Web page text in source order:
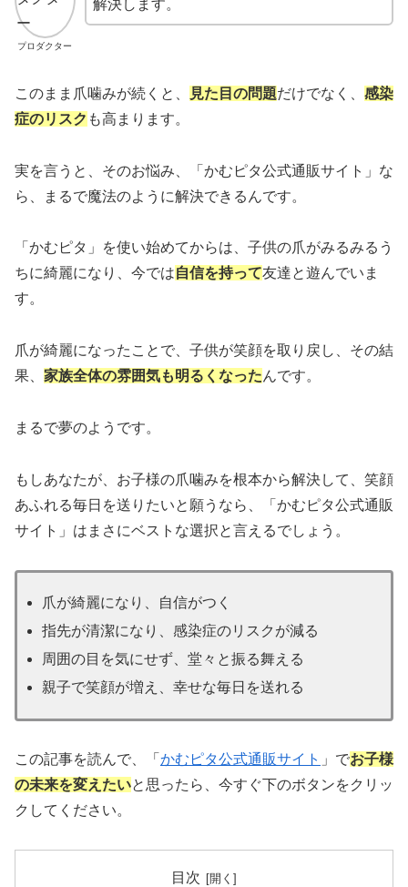
プロダクター
解決します。
このまま爪噛みが続くと、 見た目の問題だけでなく、 感染
症のリスク も高まります。
実を言うと、そのお悩み、「かむピタ公式通販サイト」な
ら、まるで魔法のように解決できるんです。
「かむピタ」を使い始めてからは、子供の爪がみるみるう
ちに綺麗になり、今では自信を持って友達と遊んでいま
す。
爪が綺麗になったことで、子供が笑顔を取り戻し、その結
果、 家族全体の雰囲気も明るくなったんです。
まるで夢のようです。
もしあなたが、お子様の爪噛みを根本から解決して、笑顔
あふれる毎日を送りたいと願うなら、「かむピタ公式通販
サイト」はまさにベストな選択と言えるでしょう。
爪が綺麗になり、自信がつく
指先が清潔になり、感染症のリスクが減る
周囲の目を気にせず、堂々と振る舞える
親子で笑顔が増え、幸せな毎日を送れる
この記事を読んで、「 かむピタ公式通販サイト 」でお子様
の未来を変えたいと思ったら、今すぐ下のボタンをクリッ
クしてください。
目次